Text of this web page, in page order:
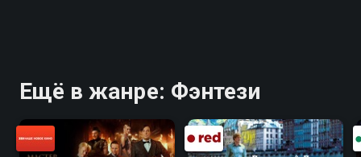
Ещё в жанре: Фэнтези